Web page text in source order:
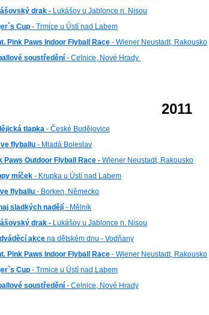
drak - Lukášov u Jablonce n. Nisou
Cup - Trmice u Ústí nad Labem
Pink Paws Indoor Flyball Race - Wiener Neustadt, Rakousko
soustředění - Celnice, Nové Hrady
2011
tlapka - České Budějovice
ve flyballu - Mladá Boleslav
Paws Outdoor Flyball Race - Wiener Neustadt, Rakousko
míček - Krupka u Ústí nad Labem
ve flyballu - Borken, Německo
sladkých nadějí - Mělník
drak - Lukášov u Jablonce n. Nisou
akce na dětském dnu - Vodňany
Pink Paws Indoor Flyball Race - Wiener Neustadt, Rakousko
Cup - Trmice u Ústí nad Labem
soustředění - Celnice, Nové Hrady